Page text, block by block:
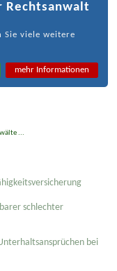
Rechtsanwalt
Sie viele weitere
mehr Informationen
...
schlechter
bei